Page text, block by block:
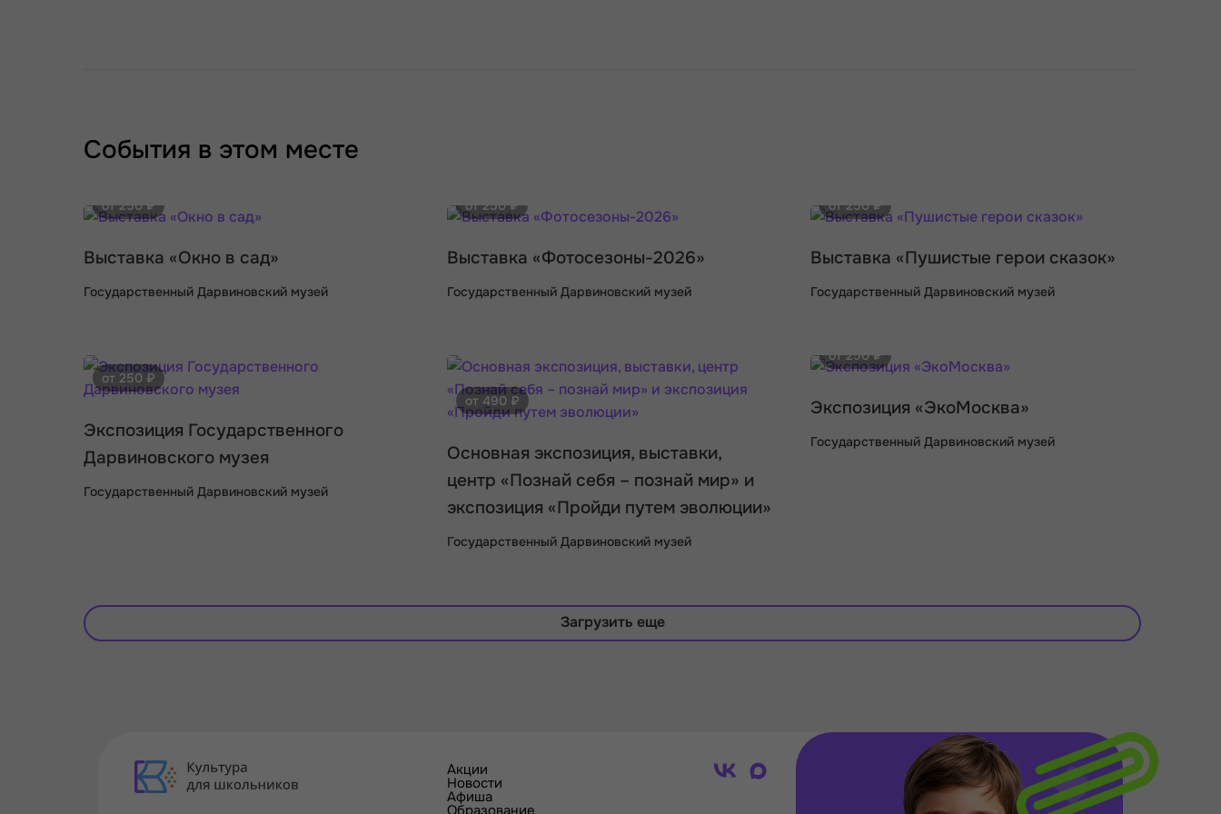
События в этом месте
от 250 ₽
Выставка «Окно в сад»
Государственный Дарвиновский музей
от 250 ₽
Выставка «Фотосезоны-2026»
Государственный Дарвиновский музей
от 250 ₽
Выставка «Пушистые герои сказок»
Государственный Дарвиновский музей
от 250 ₽
Экспозиция Государственного
Дарвиновского музея
Государственный Дарвиновский музей
от 490 ₽
Основная экспозиция, выставки,
центр «Познай себя – познай мир» и
экспозиция «Пройди путем эволюции»
Государственный Дарвиновский музей
от 250 ₽
Экспозиция «ЭкоМосква»
Государственный Дарвиновский музей
Загрузить еще
Акции
Новости
Афиша
Образование